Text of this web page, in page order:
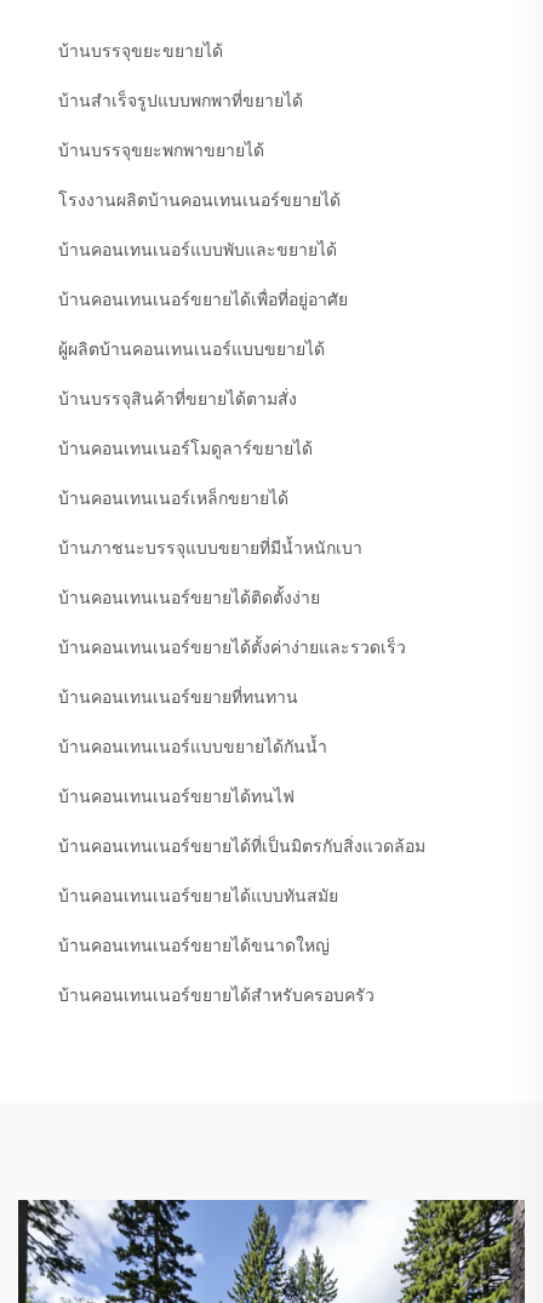
บ้านบรรจุขยะขยายได้
บ้านสำเร็จรูปแบบพกพาที่ขยายได้
บ้านบรรจุขยะพกพาขยายได้
โรงงานผลิตบ้านคอนเทนเนอร์ขยายได้
บ้านคอนเทนเนอร์แบบพับและขยายได้
บ้านคอนเทนเนอร์ขยายได้เพื่อที่อยู่อาศัย
ผู้ผลิตบ้านคอนเทนเนอร์แบบขยายได้
บ้านบรรจุสินค้าที่ขยายได้ตามสั่ง
บ้านคอนเทนเนอร์โมดูลาร์ขยายได้
บ้านคอนเทนเนอร์เหล็กขยายได้
บ้านภาชนะบรรจุแบบขยายที่มีน้ำหนักเบา
บ้านคอนเทนเนอร์ขยายได้ติดตั้งง่าย
บ้านคอนเทนเนอร์ขยายได้ตั้งค่าง่ายและรวดเร็ว
บ้านคอนเทนเนอร์ขยายที่ทนทาน
บ้านคอนเทนเนอร์แบบขยายได้กันน้ำ
บ้านคอนเทนเนอร์ขยายได้ทนไฟ
บ้านคอนเทนเนอร์ขยายได้ที่เป็นมิตรกับสิ่งแวดล้อม
บ้านคอนเทนเนอร์ขยายได้แบบทันสมัย
บ้านคอนเทนเนอร์ขยายได้ขนาดใหญ่
บ้านคอนเทนเนอร์ขยายได้สำหรับครอบครัว